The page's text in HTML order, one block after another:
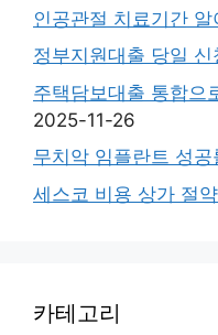
인공관절 치료기간
정부지원대출 당일
주택담보대출 통합으
2025-11-26
무치악 임플란트 성
세스코 비용 상가 절
카테고리